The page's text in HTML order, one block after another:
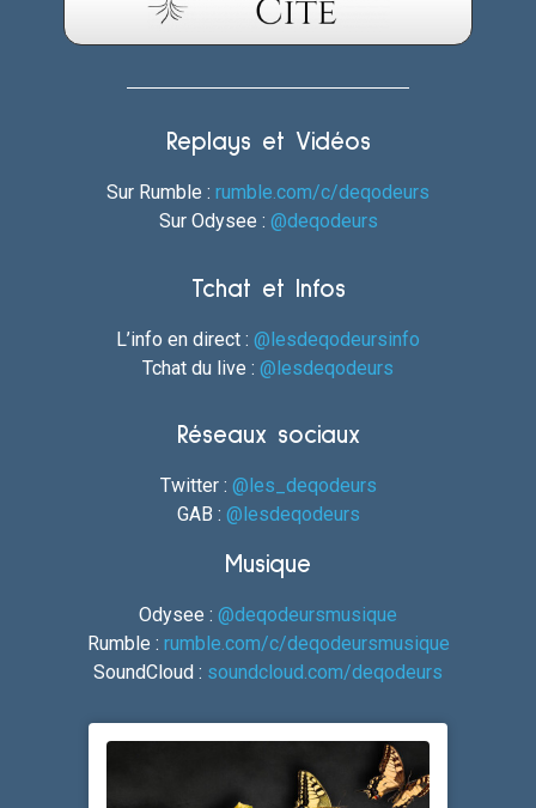
Replays et Vidéos
Sur Rumble : rumble.com/c/deqodeurs
Sur Odysee : @deqodeurs
Tchat et Infos
L’info en direct : @lesdeqodeursinfo
Tchat du live : @lesdeqodeurs
Réseaux sociaux
Twitter : @les_deqodeurs
GAB : @lesdeqodeurs
Musique
Odysee : @deqodeursmusique
Rumble : rumble.com/c/deqodeursmusique
SoundCloud : soundcloud.com/deqodeurs